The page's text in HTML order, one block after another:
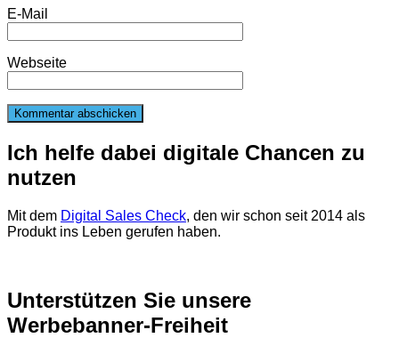
E-Mail
Webseite
Ich helfe dabei digitale Chancen zu
nutzen
Mit dem Digital Sales Check, den wir schon seit 2014 als
Produkt ins Leben gerufen haben.
Unterstützen Sie unsere
Werbebanner-Freiheit